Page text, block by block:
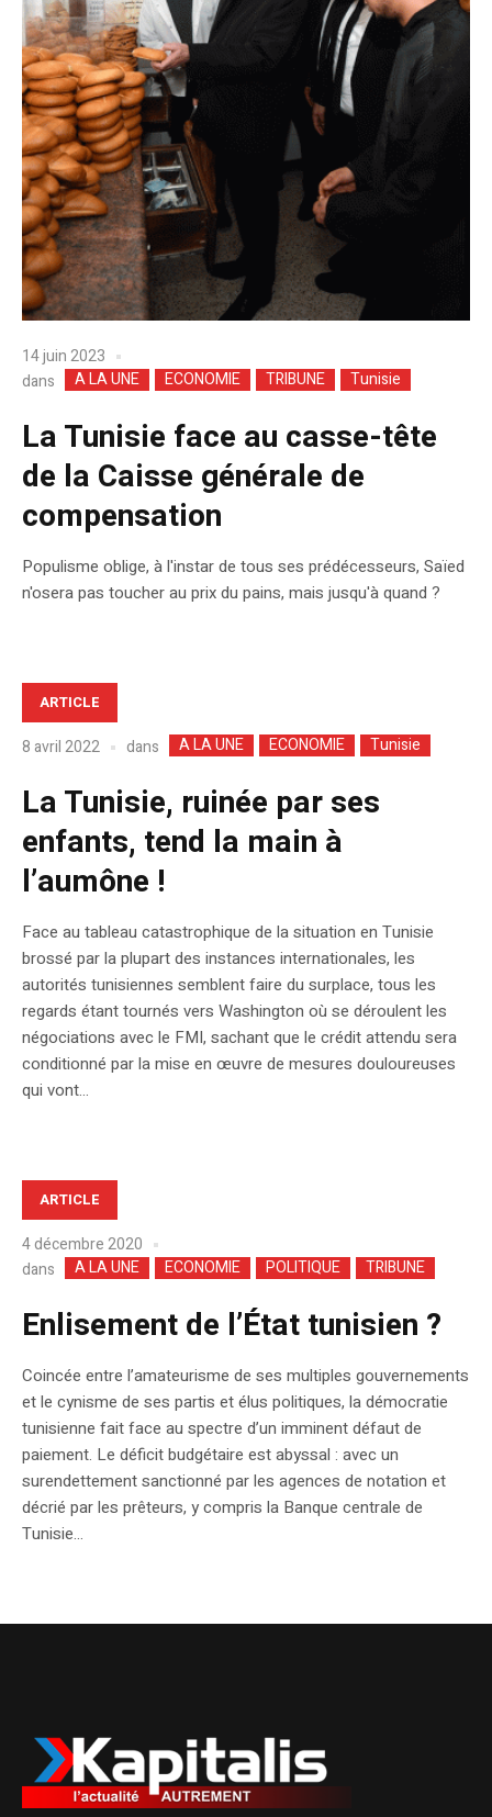
14 juin 2023
dans
A LA UNE ECONOMIE TRIBUNE Tunisie
La Tunisie face au casse-tête
de la Caisse générale de
compensation
Populisme oblige, à l'instar de tous ses prédécesseurs, Saïed
n'osera pas toucher au prix du pains, mais jusqu'à quand ?
ARTICLE
8 avril 2022 dans A LA UNE ECONOMIE Tunisie
La Tunisie, ruinée par ses
enfants, tend la main à
l’aumône !
Face au tableau catastrophique de la situation en Tunisie
brossé par la plupart des instances internationales, les
autorités tunisiennes semblent faire du surplace, tous les
regards étant tournés vers Washington où se déroulent les
négociations avec le FMI, sachant que le crédit attendu sera
conditionné par la mise en œuvre de mesures douloureuses
qui vont...
ARTICLE
4 décembre 2020
dans
A LA UNE ECONOMIE POLITIQUE TRIBUNE
Enlisement de l’État tunisien ?
Coincée entre l’amateurisme de ses multiples gouvernements
et le cynisme de ses partis et élus politiques, la démocratie
tunisienne fait face au spectre d’un imminent défaut de
paiement. Le déficit budgétaire est abyssal : avec un
surendettement sanctionné par les agences de notation et
décrié par les prêteurs, y compris la Banque centrale de
Tunisie...